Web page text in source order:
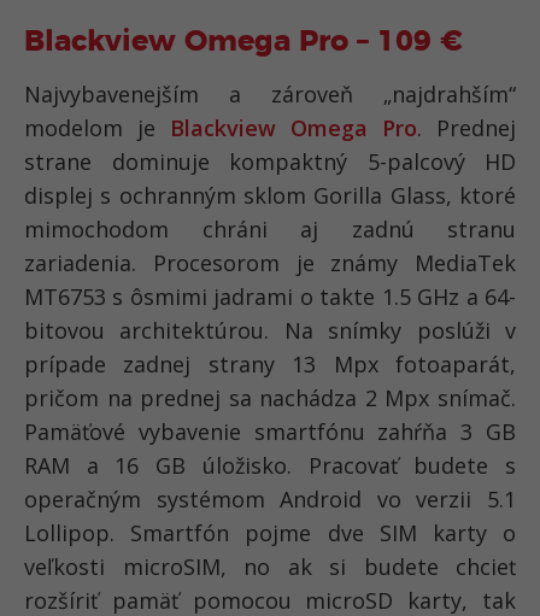
Blackview Omega Pro – 109 €
Najvybavenejším a zároveň „najdrahším“
modelom je Blackview Omega Pro. Prednej
strane dominuje kompaktný 5-palcový HD
displej s ochranným sklom Gorilla Glass, ktoré
mimochodom chráni aj zadnú stranu
zariadenia. Procesorom je známy MediaTek
MT6753 s ôsmimi jadrami o takte 1.5 GHz a 64-
bitovou architektúrou. Na snímky poslúži v
prípade zadnej strany 13 Mpx fotoaparát,
pričom na prednej sa nachádza 2 Mpx snímač.
Pamäťové vybavenie smartfónu zahŕňa 3 GB
RAM a 16 GB úložisko. Pracovať budete s
operačným systémom Android vo verzii 5.1
Lollipop. Smartfón pojme dve SIM karty o
veľkosti microSIM, no ak si budete chcieť
rozšíriť pamäť pomocou microSD karty, tak